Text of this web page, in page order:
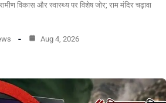
विकास और स्वास्थ्य पर विशेष जोर; राम मंदिर चढ़ावा
Aug 4, 2026